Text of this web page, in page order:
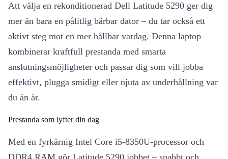
Att välja en rekonditionerad Dell Latitude 5290 ger dig
mer än bara en pålitlig bärbar dator – du tar också ett
aktivt steg mot en mer hållbar vardag. Denna laptop
kombinerar kraftfull prestanda med smarta
anslutningsmöjligheter och passar dig som vill jobba
effektivt, plugga smidigt eller njuta av underhållning var
du än är.
Prestanda som lyfter din dag
Med en fyrkärnig Intel Core i5-8350U-processor och
DDR4 RAM gör Latitude 5290 jobbet – snabbt och